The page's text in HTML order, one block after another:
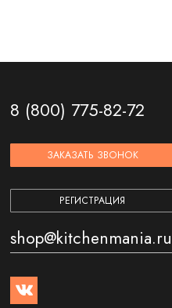
8 (800) 775-82-72
ЗАКАЗАТЬ ЗВОНОК
РЕГИСТРАЦИЯ
shop@kitchenmania.ru